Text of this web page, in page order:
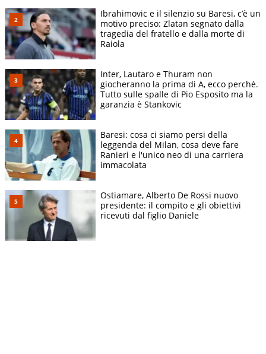
Ibrahimovic e il silenzio su Baresi, c’è un
motivo preciso: Zlatan segnato dalla
tragedia del fratello e dalla morte di
Raiola
Inter, Lautaro e Thuram non
giocheranno la prima di A, ecco perchè.
Tutto sulle spalle di Pio Esposito ma la
garanzia è Stankovic
Baresi: cosa ci siamo persi della
leggenda del Milan, cosa deve fare
Ranieri e l'unico neo di una carriera
immacolata
Ostiamare, Alberto De Rossi nuovo
presidente: il compito e gli obiettivi
ricevuti dal figlio Daniele